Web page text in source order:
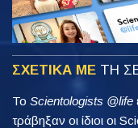
ΣΧΕΤΙΚΑ ΜΕ ΤΗ
Το Scientologists @life
τράβηξαν οι ίδιοι οι